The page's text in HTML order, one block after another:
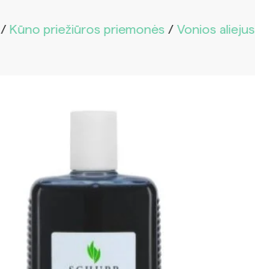
/ Kūno priežiūros priemonės / Vonios aliejus